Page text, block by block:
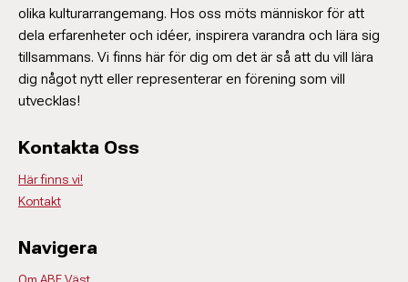
Viola Pettersson
Verksamhetssamordnare
Samira Khoshbakht Bahremany
Alexandra Walsh
olika kulturarrangemang. Hos oss möts människor för att
dela erfarenheter och idéer, inspirera varandra och lära sig
tillsammans. Vi finns här för dig om det är så att du vill lära
dig något nytt eller representerar en förening som vill
utvecklas!
Kontakta Oss
Här finns vi!
Kontakt
Navigera